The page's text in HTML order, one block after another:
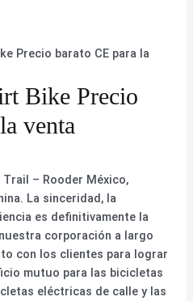
Precio barato CE para la
Bike Precio
venta
– Rooder México,
La sinceridad, la
es definitivamente la
corporación a largo
con los clientes para lograr
mutuo para las bicicletas
eléctricas de calle y las